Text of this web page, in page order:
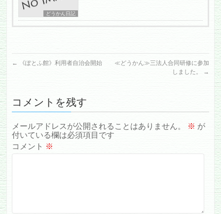
どうかん日記
← 《ぽとふ館》利用者自治会開始
≪どうかん≫三法人合同研修に参加
しました。
→
コメントを残す
メールアドレスが公開されることはありません。 ※ が
付いている欄は必須項目です
コメント ※